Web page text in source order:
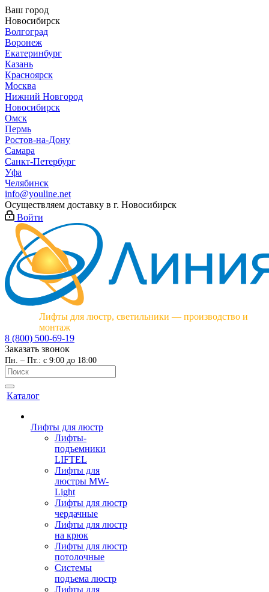
Ваш город
Новосибирск
Волгоград
Воронеж
Екатеринбург
Казань
Красноярск
Москва
Нижний Новгород
Новосибирск
Омск
Пермь
Ростов-на-Дону
Самара
Санкт-Петербург
Уфа
Челябинск
info@youline.net
Осуществляем доставку в г. Новосибирск
Войти
Лифты для люстр, светильники — производство и
монтаж
8 (800) 500-69-19
Заказать звонок
Пн. – Пт.: с 9:00 до 18:00
Каталог
Лифты для люстр
Лифты-
подъемники
LIFTEL
Лифты для
люстры MW-
Light
Лифты для люстр
чердачные
Лифты для люстр
на крюк
Лифты для люстр
потолочные
Системы
подъема люстр
Лифты для